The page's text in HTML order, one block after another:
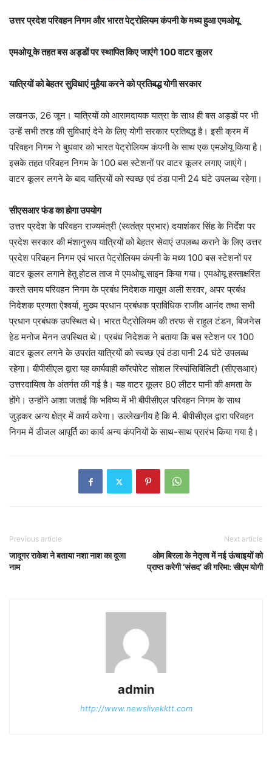
उत्तर प्रदेश परिवहन निगम और भारत पेट्रोलियम कंपनी के मध्य हुआ एमओयू
एमओयू के तहत बस अड्डों पर स्थापित किए जाएंगे 100 वाटर कूलर
यात्रियों को बेहतर सुविधाएं मुहैया करने को प्रतिबद्ध योगी सरकार
लखनऊ, 26 जून। यात्रियों को आरामदायक यात्रा के साथ ही बस अड्डों पर भी
उन्हें सभी तरह की सुविधाएं देने के लिए योगी सरकार प्रतिबद्ध है। इसी क्रम में
परिवहन निगम ने बुधवार को भारत पेट्रोलियम कंपनी के साथ एक एमओयू किया है।
इसके तहत परिवहन निगम के 100 बस स्टेशनों पर वाटर कूलर लगाए जाएंगे।
वाटर कूलर लगने के बाद यात्रियों को स्वच्छ एवं ठंडा पानी 24 घंटे उपलब्ध रहेगा।
सीएसआर फंड का होगा उपयोग
उत्तर प्रदेश के परिवहन राज्यमंत्री (स्वतंत्र प्रभार) दयाशंकर सिंह के निर्देश पर
प्रदेश सरकार की मंशानुरूप यात्रियों को बेहतर सेवाएं उपलब्ध कराने के लिए उत्तर
प्रदेश परिवहन निगम एवं भारत पेट्रोलियम कंपनी के मध्य 100 बस स्टेशनों पर
वाटर कूलर लगाने हेतु होटल ताज मे एमओयू साइन किया गया। एमओयू हस्ताक्षरित
करते समय परिवहन निगम के प्रबंध निदेशक मासूम अली सरवर, अपर प्रबंध
निदेशक प्रणता ऐश्वर्या, मुख्य प्रधान प्रबंधक प्राविधिक राजीव आनंद तथा सभी
प्रधान प्रबंधक उपस्थित थे। भारत पैट्रोलियम की तरफ से राहुल टंडन, बिजनेस
हेड मनोज मेनन उपस्थित थे। प्रबंध निदेशक ने बताया कि बस स्टेशन पर 100
वाटर कूलर लगने के उपरांत यात्रियों को स्वच्छ एवं ठंडा पानी 24 घंटे उपलब्ध
रहेगा। बीपीसीएल द्वारा यह कार्यवाही कॉरपोरेट सोशल रिस्पांसिबिलिटी (सीएसआर)
उत्तरदायित्व के अंतर्गत की गई है। यह वाटर कूलर 80 लीटर पानी की क्षमता के
होंगे। उन्होंने आशा जताई कि भविष्य में भी बीपीसीएल परिवहन निगम के साथ
जुड़कर अन्य क्षेत्र में कार्य करेगा। उल्लेखनीय है कि मै. बीपीसीएल द्वारा परिवहन
निगम में डीजल आपूर्ति का कार्य अन्य कंपनियों के साथ-साथ प्रारंभ किया गया है।
Previous article
जादूगर राकेश ने बताया नशा नाश का दूजा
नाम
Next article
ओम बिरला के नेतृत्व में नई ऊंचाइयों को
प्राप्त करेगी ‘संसद’ की गरिमा: सीएम योगी
admin
http://www.newslivekktt.com